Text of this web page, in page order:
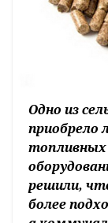
Одно из
приобрело
топливных
решили,
более